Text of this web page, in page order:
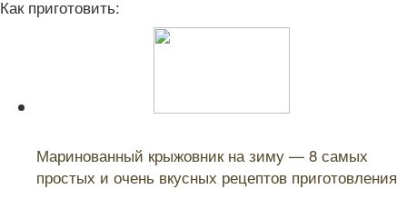
Как приготовить:
Маринованный крыжовник на зиму — 8 самых
простых и очень вкусных рецептов приготовления